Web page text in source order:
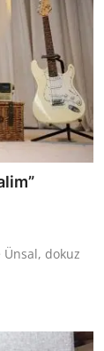
dokuz